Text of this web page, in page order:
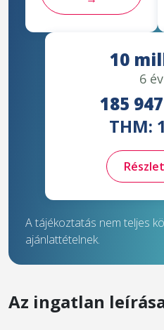
10
6
185
THM:
A tájékoztatás nem teljes
ajánlattételnek.
Az ingatlan